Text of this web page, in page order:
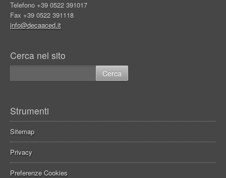
Telefono +39 0522 391017
Fax +39 0522 391118
info@decaaced.it
Cerca nel sito
Strumenti
Sitemap
Privacy
Preferenze Cookies